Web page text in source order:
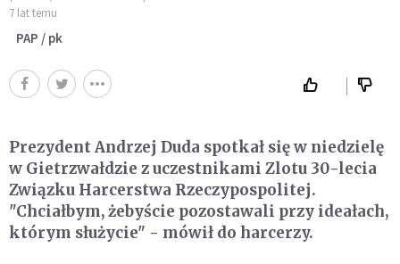
7 lat temu
PAP / pk
Prezydent Andrzej Duda spotkał się w niedzielę
w Gietrzwałdzie z uczestnikami Zlotu 30-lecia
Związku Harcerstwa Rzeczypospolitej.
"Chciałbym, żebyście pozostawali przy ideałach,
którym służycie" - mówił do harcerzy.